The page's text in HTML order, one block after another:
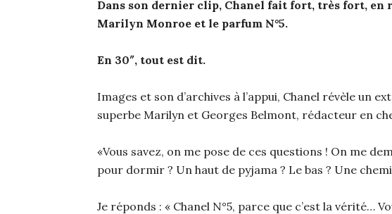
Dans son dernier clip, Chanel fait fort, très fort,
Marilyn Monroe et le parfum N°5.
En 30″, tout est dit.
Images et son d’archives à l’appui, Chanel révèle un
superbe Marilyn et Georges Belmont, rédacteur en
«Vous savez, on me pose de ces questions ! On me
pour dormir ? Un haut de pyjama ? Le bas ? Une
Je réponds : « Chanel N°5, parce que c’est la vérité…